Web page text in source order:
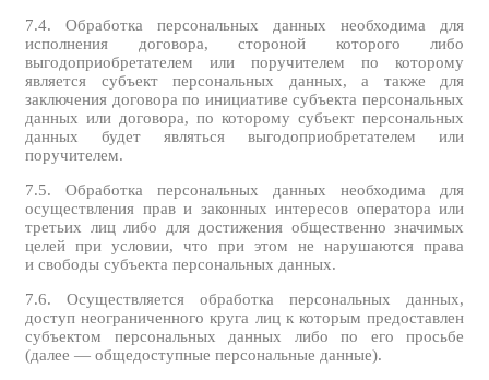
7.4. Обработка персональных данных необходима для
исполнения договора, стороной которого либо
выгодоприобретателем или поручителем по которому
является субъект персональных данных, а также для
заключения договора по инициативе субъекта персональных
данных или договора, по которому субъект персональных
данных будет являться выгодоприобретателем или
поручителем.
7.5. Обработка персональных данных необходима для
осуществления прав и законных интересов оператора или
третьих лиц либо для достижения общественно значимых
целей при условии, что при этом не нарушаются права
и свободы субъекта персональных данных.
7.6. Осуществляется обработка персональных данных,
доступ неограниченного круга лиц к которым предоставлен
субъектом персональных данных либо по его просьбе
(далее — общедоступные персональные данные).